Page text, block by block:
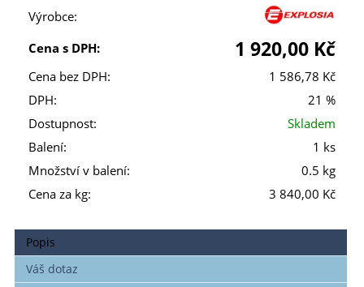
Výrobce:
Cena s DPH:
1 920,00 Kč
Cena bez DPH:
1 586,78 Kč
DPH:
21 %
Dostupnost:
Skladem
Balení:
1 ks
Množství v balení:
0.5 kg
Cena za kg:
3 840,00 Kč
Popis
Váš dotaz